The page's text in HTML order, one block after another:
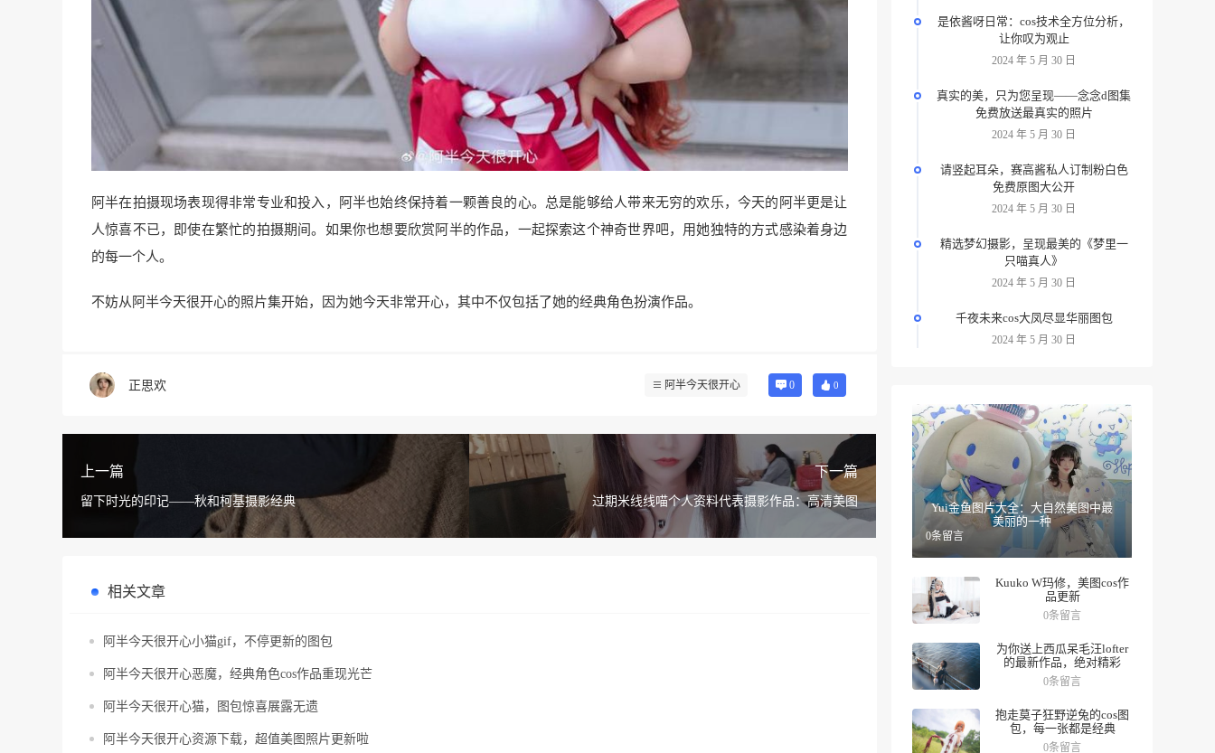
阿半在拍摄现场表现得非常专业和投入，阿半也始终保持着一颗善良的心。总是能够给人带来无穷的欢乐，今天的阿半更是让
人惊喜不已，即使在繁忙的拍摄期间。如果你也想要欣赏阿半的作品，一起探索这个神奇世界吧，用她独特的方式感染着身边
的每一个人。
不妨从阿半今天很开心的照片集开始，因为她今天非常开心，其中不仅包括了她的经典角色扮演作品。
正思欢 阿半今天很开心 0 0
上一篇
留下时光的印记——秋和柯基摄影经典
下一篇
过期米线线喵个人资料代表摄影作品：高清美图
相关文章
阿半今天很开心小猫gif，不停更新的图包
阿半今天很开心恶魔，经典角色cos作品重现光芒
阿半今天很开心猫，图包惊喜展露无遗
阿半今天很开心资源下载，超值美图照片更新啦
是依酱呀日常：cos技术全方位分析，
让你叹为观止
2024 年 5 月 30 日
真实的美，只为您呈现——念念d图集
免费放送最真实的照片
2024 年 5 月 30 日
请竖起耳朵，赛高酱私人订制粉白色
免费原图大公开
2024 年 5 月 30 日
精选梦幻摄影，呈现最美的《梦里一
只喵真人》
2024 年 5 月 30 日
千夜未来cos大凤尽显华丽图包
2024 年 5 月 30 日
Yui金鱼图片大全：大自然美图中最
美丽的一种
0条留言
Kuuko W玛修，美图cos作
品更新
0条留言
为你送上西瓜呆毛汪lofter
的最新作品，绝对精彩
0条留言
抱走莫子狂野逆兔的cos图
包，每一张都是经典
0条留言